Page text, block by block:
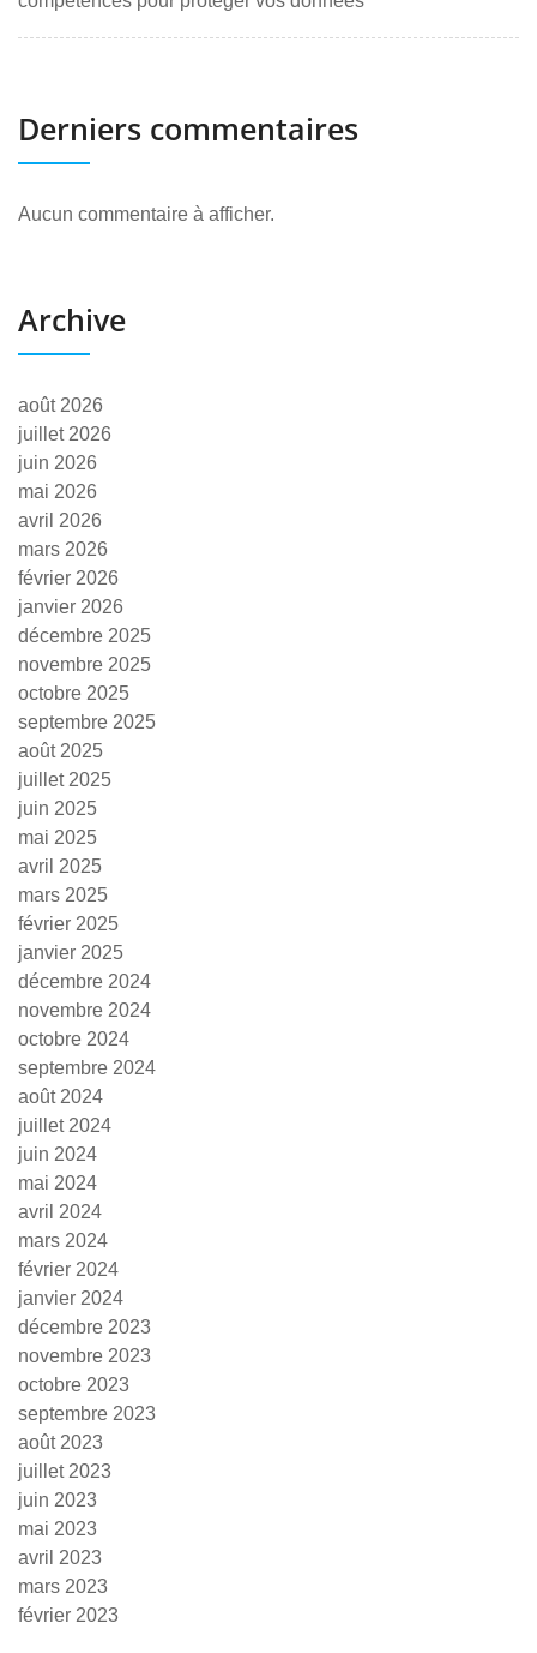
Derniers commentaires
Aucun commentaire à afficher.
Archive
août 2026
juillet 2026
juin 2026
mai 2026
avril 2026
mars 2026
février 2026
janvier 2026
décembre 2025
novembre 2025
octobre 2025
septembre 2025
août 2025
juillet 2025
juin 2025
mai 2025
avril 2025
mars 2025
février 2025
janvier 2025
décembre 2024
novembre 2024
octobre 2024
septembre 2024
août 2024
juillet 2024
juin 2024
mai 2024
avril 2024
mars 2024
février 2024
janvier 2024
décembre 2023
novembre 2023
octobre 2023
septembre 2023
août 2023
juillet 2023
juin 2023
mai 2023
avril 2023
mars 2023
février 2023